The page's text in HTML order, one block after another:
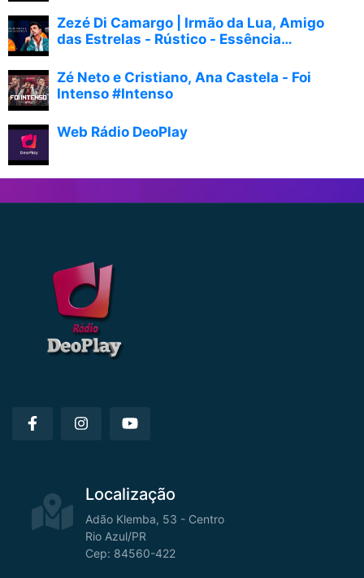
Zezé Di Camargo | Irmão da Lua, Amigo
das Estrelas - Rústico - Essência
Zé Neto e Cristiano, Ana Castela - Foi
Intenso #Intenso
Web Rádio DeoPlay
Localização
Adão Klemba, 53 - Centro
Rio Azul/PR
Cep: 84560-422